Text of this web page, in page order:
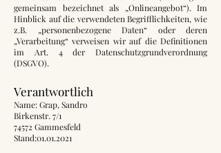
gemeinsam bezeichnet als „Onlineangebot“). Im
Hinblick auf die verwendeten Begrifflichkeiten, wie
z.B. „personenbezogene Daten“ oder deren
„Verarbeitung“ verweisen wir auf die Definitionen
im Art. 4 der Datenschutzgrundverordnung
(DSGVO).
Verantwortlich
Name: Grap, Sandro
Birkenstr. 7/1
74572 Gammesfeld
Stand:01.01.2021